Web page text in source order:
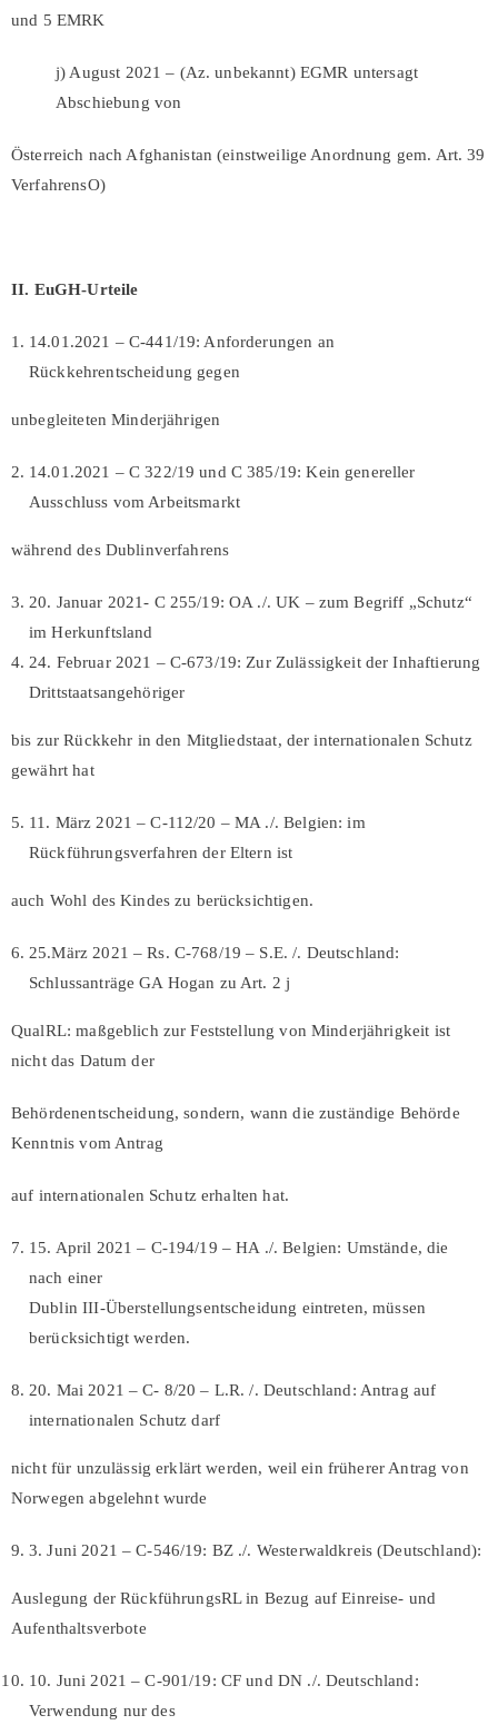
und 5 EMRK
j) August 2021 – (Az. unbekannt) EGMR untersagt
Abschiebung von
Österreich nach Afghanistan (einstweilige Anordnung gem. Art. 39
VerfahrensO)
II. EuGH-Urteile
14.01.2021 – C-441/19: Anforderungen an
Rückkehrentscheidung gegen
unbegleiteten Minderjährigen
14.01.2021 – C 322/19 und C 385/19: Kein genereller
Ausschluss vom Arbeitsmarkt
während des Dublinverfahrens
20. Januar 2021- C 255/19: OA ./. UK – zum Begriff „Schutz“
im Herkunftsland
24. Februar 2021 – C-673/19: Zur Zulässigkeit der Inhaftierung
Drittstaatsangehöriger
bis zur Rückkehr in den Mitgliedstaat, der internationalen Schutz
gewährt hat
11. März 2021 – C-112/20 – MA ./. Belgien: im
Rückführungsverfahren der Eltern ist
auch Wohl des Kindes zu berücksichtigen.
25.März 2021 – Rs. C-768/19 – S.E. /. Deutschland:
Schlussanträge GA Hogan zu Art. 2 j
QualRL: maßgeblich zur Feststellung von Minderjährigkeit ist
nicht das Datum der
Behördenentscheidung, sondern, wann die zuständige Behörde
Kenntnis vom Antrag
auf internationalen Schutz erhalten hat.
15. April 2021 – C-194/19 – HA ./. Belgien: Umstände, die
nach einer
Dublin III-Überstellungsentscheidung eintreten, müssen
berücksichtigt werden.
20. Mai 2021 – C- 8/20 – L.R. /. Deutschland: Antrag auf
internationalen Schutz darf
nicht für unzulässig erklärt werden, weil ein früherer Antrag von
Norwegen abgelehnt wurde
3. Juni 2021 – C-546/19: BZ ./. Westerwaldkreis (Deutschland):
Auslegung der RückführungsRL in Bezug auf Einreise- und
Aufenthaltsverbote
10. Juni 2021 – C‑901/19: CF und DN ./. Deutschland:
Verwendung nur des